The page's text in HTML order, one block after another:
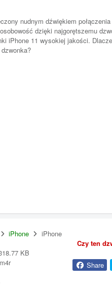
nudnym dźwiękiem
dzięki najgorętszemu
iPhone 11 wysokiej jakości.
iPhone
iPhone
KB
Czy ten
Share